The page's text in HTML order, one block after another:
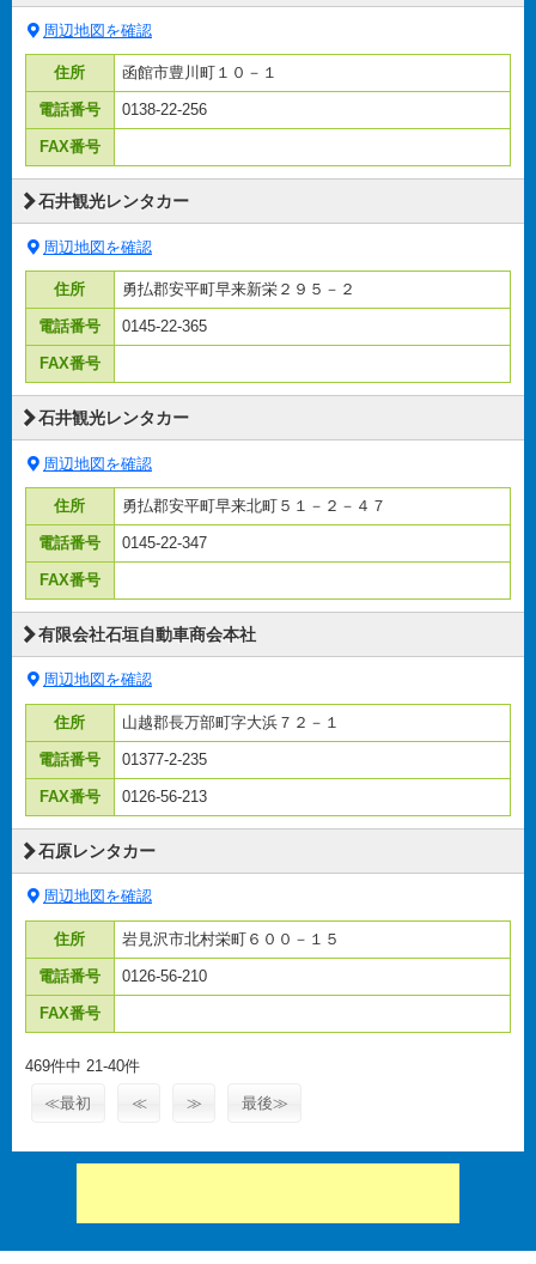
周辺地図を確認
住所 函館市豊川町１０－１
電話番号 0138-22-256
FAX番号
石井観光レンタカー
周辺地図を確認
住所 勇払郡安平町早来新栄２９５－２
電話番号 0145-22-365
FAX番号
石井観光レンタカー
周辺地図を確認
住所 勇払郡安平町早来北町５１－２－４７
電話番号 0145-22-347
FAX番号
有限会社石垣自動車商会本社
周辺地図を確認
住所 山越郡長万部町字大浜７２－１
電話番号 01377-2-235
FAX番号 0126-56-213
石原レンタカー
周辺地図を確認
住所 岩見沢市北村栄町６００－１５
電話番号 0126-56-210
FAX番号
469件中 21-40件
≪最初 ≪ ≫ 最後≫